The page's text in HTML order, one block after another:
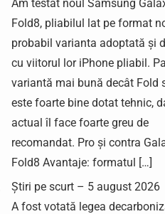
Am testat noul Samsung
Fold8, pliabilul lat pe format
probabil varianta adoptată și
cu viitorul lor iPhone pliabil.
variantă mai bună decât Fold
este foarte bine dotat tehnic,
actual îl face foarte greu de
recomandat. Pro și contra
Fold8 Avantaje: formatul […]
Știri pe scurt – 5 august 2026
A fost votată legea